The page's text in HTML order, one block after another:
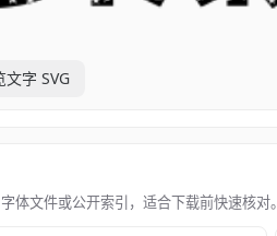
文字 SVG
体文件或公开索引，适合下载前快速核对。